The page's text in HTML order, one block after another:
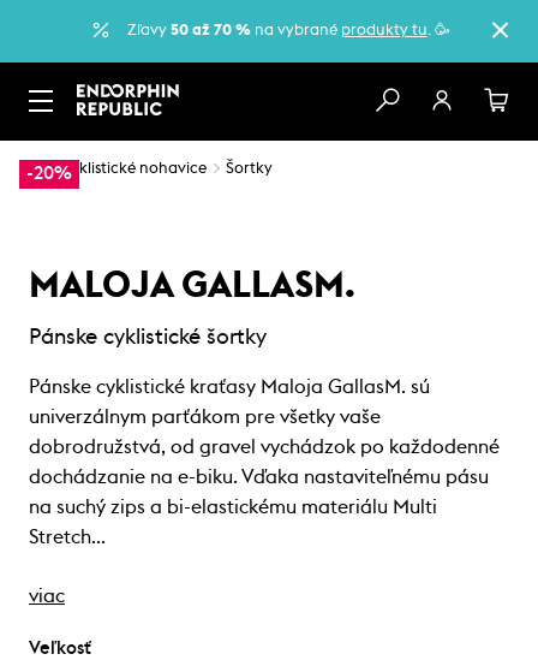
Zľavy 50 až 70 %na vybrané produkty tu. 🥳
-20%
… Cyklistické nohavice Šortky
MALOJA GALLASM.
Pánske cyklistické šortky
Pánske cyklistické kraťasy Maloja GallasM. sú
univerzálnym parťákom pre všetky vaše
dobrodružstvá, od gravel vychádzok po každodenné
dochádzanie na e-biku. Vďaka nastaviteľnému pásu
na suchý zips a bi-elastickému materiálu Multi
Stretch…
viac
Veľkosť